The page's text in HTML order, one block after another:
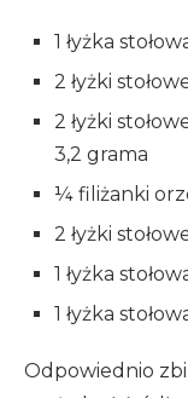
1 łyżka
2 łyżki
2 łyżki
3,2 grama
¼ filiżanki
2 łyżki
1 łyżka
1 łyżka
Odpowiednio